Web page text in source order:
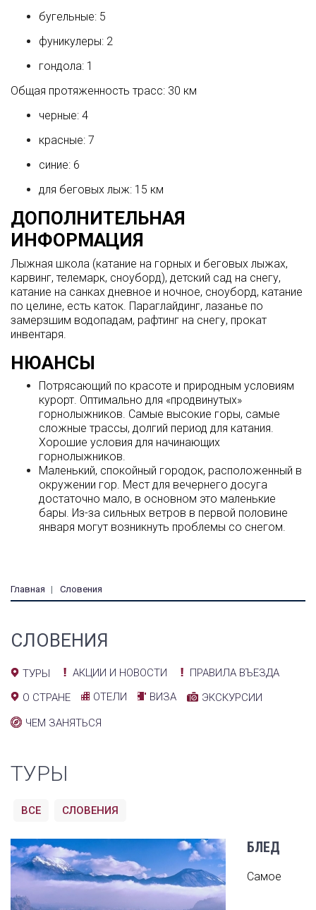
бугельные: 5
фуникулеры: 2
гондола: 1
Общая протяженность трасс: 30 км
черные: 4
красные: 7
синие: 6
для беговых лыж: 15 км
ДОПОЛНИТЕЛЬНАЯ
ИНФОРМАЦИЯ
Лыжная школа (катание на горных и беговых лыжах,
карвинг, телемарк, сноуборд), детский сад на снегу,
катание на санках дневное и ночное, сноуборд, катание
по целине, есть каток. Параглайдинг, лазанье по
замерзшим водопадам, рафтинг на снегу, прокат
инвентаря.
НЮАНСЫ
Потрясающий по красоте и природным условиям
курорт. Оптимально для «продвинутых»
горнолыжников. Самые высокие горы, самые
сложные трассы, долгий период для катания.
Хорошие условия для начинающих
горнолыжников.
Маленький, спокойный городок, расположенный в
окружении гор. Мест для вечернего досуга
достаточно мало, в основном это маленькие
бары. Из-за сильных ветров в первой половине
января могут возникнуть проблемы со снегом.
Главная Словения
СЛОВЕНИЯ
ТУРЫ АКЦИИ И НОВОСТИ
ПРАВИЛА ВЪЕЗДА
О СТРАНЕ
ОТЕЛИ ВИЗА
ЭКСКУРСИИ
ЧЕМ ЗАНЯТЬСЯ
ТУРЫ
ВСЕ СЛОВЕНИЯ
БЛЕД
Самое